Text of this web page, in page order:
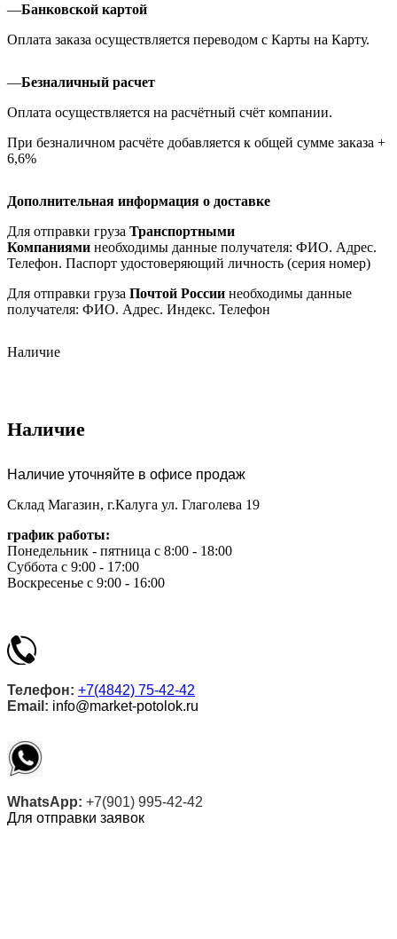
—Банковской картой
Оплата заказа осуществляется переводом с Карты на Карту.
—Безналичный расчет
Оплата осуществляется на расчётный счёт компании.
При безналичном расчёте добавляется к общей сумме заказа +
6,6%
Дополнительная информация о доставке
Для отправки груза Транспортными
Компаниями необходимы данные получателя: ФИО. Адрес.
Телефон. Паспорт удостоверяющий личность (серия номер)
Для отправки груза Почтой России необходимы данные
получателя: ФИО. Адрес. Индекс. Телефон
Наличие
Наличие
Наличие уточняйте в офисе продаж
Склад Магазин, г.Калуга ул. Глаголева 19
график работы:
Понедельник - пятница с 8:00 - 18:00
Суббота с 9:00 - 17:00
Воскресенье с 9:00 - 16:00
Телефон: +7(4842) 75-42-42
Email: info@market-potolok.ru
WhatsApp: +7(901) 995-42-42
Для отправки заявок